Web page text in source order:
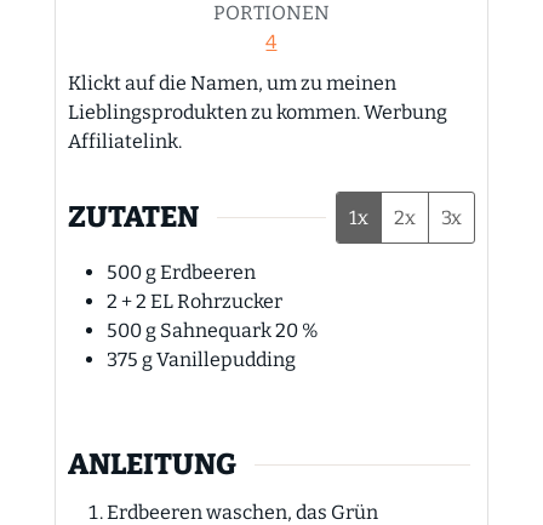
PORTIONEN
4
Klickt auf die Namen, um zu meinen
Lieblingsprodukten zu kommen. Werbung
Affiliatelink.
ZUTATEN 1x 2x 3x
500gErdbeeren
2 + 2 ELRohrzucker
500g Sahnequark 20 %
375 gVanillepudding
ANLEITUNG
Erdbeeren waschen, das Grün